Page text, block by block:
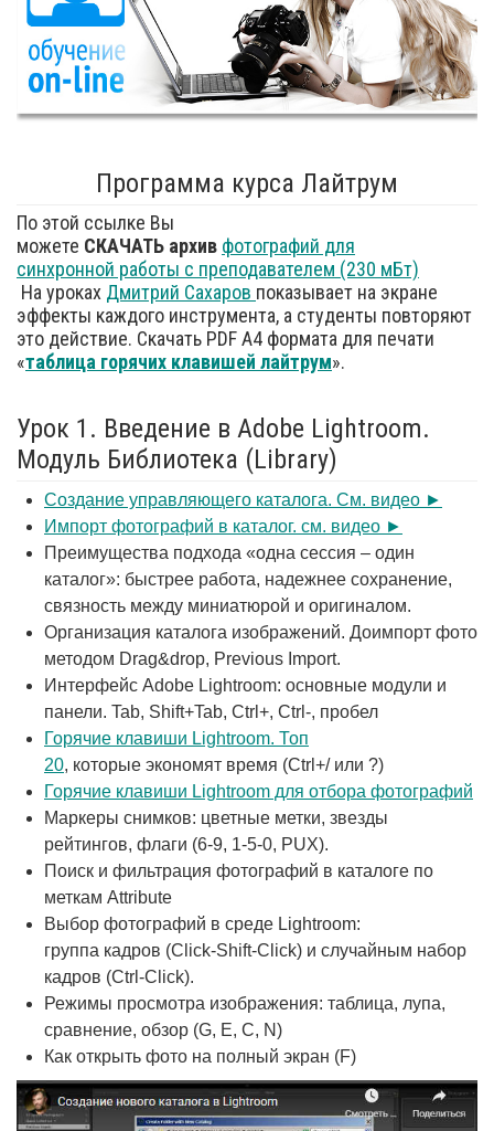
Программа курса Лайтрум
По этой ссылке Вы
можете СКАЧАТЬ архив фотографий для
синхронной работы с преподавателем (230 мБт)
На уроках Дмитрий Сахаров показывает на экране
эффекты каждого инструмента, а студенты повторяют
это действие. Cкачать PDF А4 формата для печати
«таблица горячих клавишей лайтрум».
Урок 1. Введение в Adobe Lightroom.
Модуль Библиотека (Library)
Создание управляющего каталога. См. видео ►
Импорт фотографий в каталог. см. видео ►
Преимущества подхода «одна сессия – один
каталог»: быстрее работа, надежнее сохранение,
связность между миниатюрой и оригиналом.
Организация каталога изображений. Доимпорт фото
методом Drag&drop, Previous Import.
Интерфейс Adobe Lightroom: основные модули и
панели. Tab, Shift+Tab, Ctrl+, Ctrl-, пробел
Горячие клавиши Lightroom. Топ
20, которые экономят время (Ctrl+/ или ?)
Горячие клавиши Lightroom для отбора фотографий
Маркеры снимков: цветные метки, звезды
рейтингов, флаги (6-9, 1-5-0, PUX).
Поиск и фильтрация фотографий в каталоге по
меткам Attribute
Выбор фотографий в среде Lightroom:
группа кадров (Click-Shift-Click) и случайным набор
кадров (Ctrl-Click).
Режимы просмотра изображения: таблица, лупа,
сравнение, обзор (G, E, C, N)
Как открыть фото на полный экран (F)